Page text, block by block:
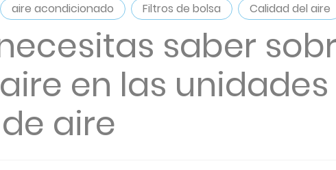
aire acondicionado Filtros de bolsa Calidad del aire
saber
en las
aire